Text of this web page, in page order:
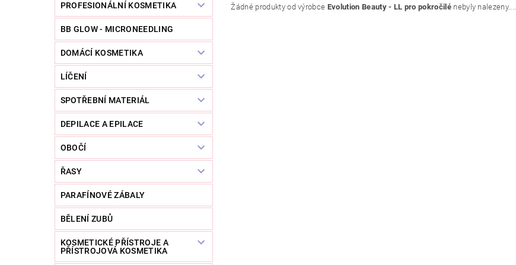
PROFESIONÁLNÍ KOSMETIKA
BB GLOW - MICRONEEDLING
DOMÁCÍ KOSMETIKA
LÍČENÍ
SPOTŘEBNÍ MATERIÁL
DEPILACE A EPILACE
OBOČÍ
ŘASY
PARAFÍNOVÉ ZÁBALY
BĚLENÍ ZUBŮ
KOSMETICKÉ PŘÍSTROJE A
PŘÍSTROJOVÁ KOSMETIKA
Žádné produkty od výrobce Evolution Beauty - LL pro pokročilénebyly nalezeny....